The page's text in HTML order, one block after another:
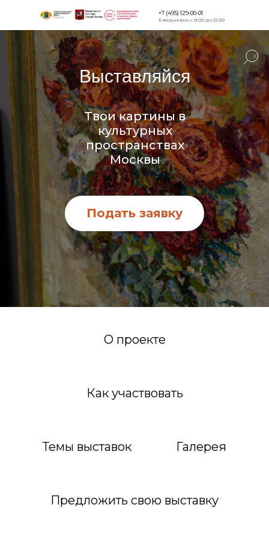
Версия для
+7 (495) 129-00-01
Ежедневно с 9:00 до 21:00
Выставляйся
Твои картины в
культурных
пространствах
Москвы
Подать заявку
О проекте
Как участвовать
Темы выставок Галерея
Предложить свою выставку